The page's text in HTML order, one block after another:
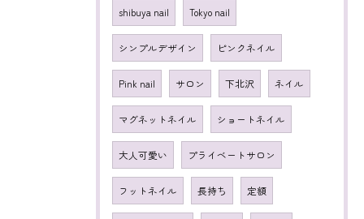
shibuya nail Tokyo nail
シンプルデザイン ピンクネイル
Pink nail サロン 下北沢 ネイル
マグネットネイル ショートネイル
大人可愛い プライベートサロン
フットネイル 長持ち 定額